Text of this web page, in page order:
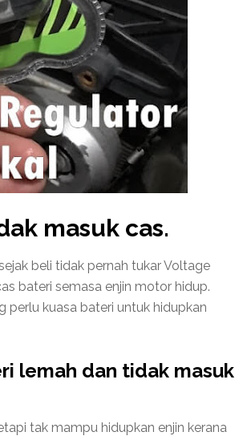
masuk cas.
beli tidak pernah tukar Voltage
bateri semasa enjin motor hidup.
perlu kuasa bateri untuk hidupkan
lemah dan tidak masuk
tak mampu hidupkan enjin kerana